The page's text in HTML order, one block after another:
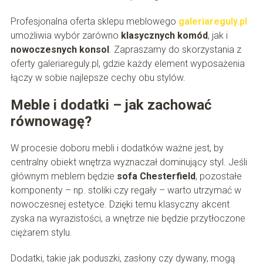
Profesjonalna oferta sklepu meblowego galeriareguly.pl
umożliwia wybór zarówno klasycznych komód, jak i
nowoczesnych konsol. Zapraszamy do skorzystania z
oferty galeriareguly.pl, gdzie każdy element wyposażenia
łączy w sobie najlepsze cechy obu stylów.
Meble i dodatki – jak zachować
równowagę?
W procesie doboru mebli i dodatków ważne jest, by
centralny obiekt wnętrza wyznaczał dominujący styl. Jeśli
głównym meblem będzie sofa Chesterfield, pozostałe
komponenty – np. stoliki czy regały – warto utrzymać w
nowoczesnej estetyce. Dzięki temu klasyczny akcent
zyska na wyrazistości, a wnętrze nie będzie przytłoczone
ciężarem stylu.
Dodatki, takie jak poduszki, zasłony czy dywany, mogą